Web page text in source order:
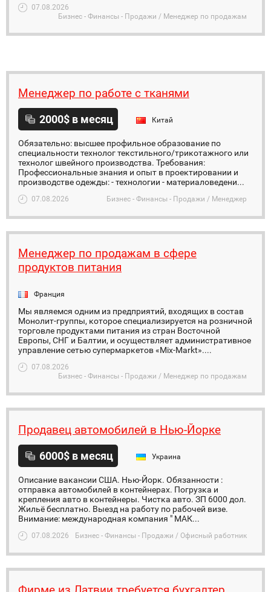
07.08.2026
Бизнес - Финансы - Продажи / Менеджер по продажам
Менеджер по работе с тканями
2000$ в месяц Китай
Обязательно: высшее профильное образование по
специальности технолог текстильного/трикотажного или
технолог швейного производства. Требования:
Профессиональные знания и опыт в проектировании и
производстве одежды: - технологии - материаловедени...
07.08.2026 Бизнес - Финансы - Продажи / Менеджер
Менеджер по продажам в сфере
продуктов питания
Франция
Мы являемся одним из предприятий, входящих в состав
Монолит-группы, которое специализируется на розничной
торговле продуктами питания из стран Восточной
Европы, СНГ и Балтии, и осуществляет административное
управление сетью супермаркетов «Mix-Markt»....
07.08.2026
Бизнес - Финансы - Продажи / Менеджер по продажам
Продавец автомобилей в Нью-Йорке
6000$ в месяц Украина
Описание вакансии США. Нью-Йорк. Обязанности :
отправка автомобилей в контейнерах. Погрузка и
крепления авто в контейнеры. Чистка авто. ЗП 6000 дол.
Жильё бесплатно. Выезд на работу по рабочей визе.
Внимание: международная компания " МАК...
07.08.2026 Бизнес - Финансы - Продажи / Офисный работник